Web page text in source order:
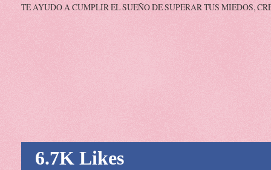
TE AYUDO A CUMPLIR EL SUEÑO DE SUPERAR TUS MIEDOS,
6.7K Likes